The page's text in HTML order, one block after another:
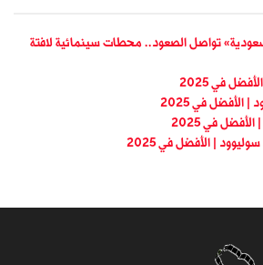
تواصل الصعود.. محطات سينمائية لافتة
في 2025
الأفضل في 2025
في 2025
| الأفضل في 2025